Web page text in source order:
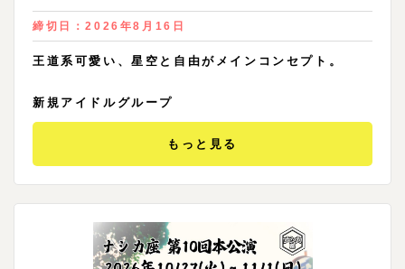
締切日：2026年8月16日
王道系可愛い、星空と自由がメインコンセプト。
新規アイドルグループ
もっと見る